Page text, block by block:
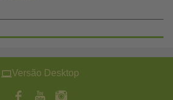
Versão Desktop